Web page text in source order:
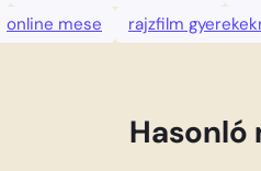
online mese rajzfilm